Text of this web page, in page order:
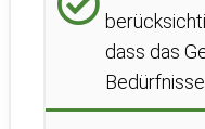
dass das